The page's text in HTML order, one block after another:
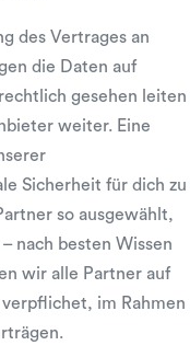
des Vertrages an
die Daten auf
gesehen leiten
weiter. Eine
Sicherheit für dich zu
so ausgewählt,
nach besten Wissen
wir alle Partner auf
im Rahmen